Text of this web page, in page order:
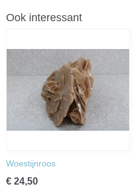
Ook interessant
Woestijnroos
€ 24,50